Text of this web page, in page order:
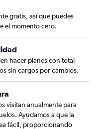
gratis, así que puedes
el momento cero.
hacer planes con total
sin cargos por cambios.
visitan anualmente para
Ayudamos a que la
fácil, proporcionando